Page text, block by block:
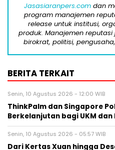
Jasasiaranpers.com dan
program manajemen
release untuk institusi,
produk. Manajemen
birokrat, politisi,
BERITA TERKAIT
Senin, 10 Agustus 2026 - 12:00 WIB
ThinkPalm dan Singapore
Berkelanjutan bagi UKM
Senin, 10 Agustus 2026 - 05:57 WIB
Dari Kertas Xuan hingga